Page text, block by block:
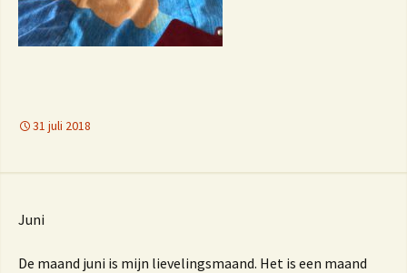
31 juli 2018
Juni
De maand juni is mijn lievelingsmaand. Het is een maand